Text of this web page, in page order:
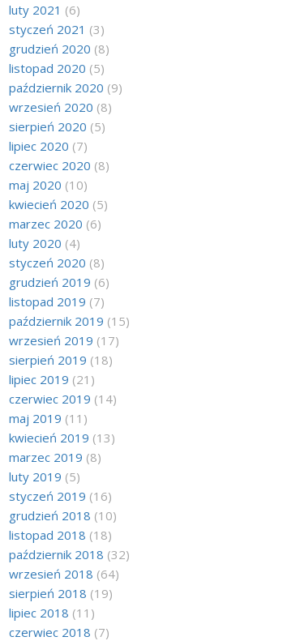
luty 2021 (6)
styczeń 2021 (3)
grudzień 2020 (8)
listopad 2020 (5)
październik 2020 (9)
wrzesień 2020 (8)
sierpień 2020 (5)
lipiec 2020 (7)
czerwiec 2020 (8)
maj 2020 (10)
kwiecień 2020 (5)
marzec 2020 (6)
luty 2020 (4)
styczeń 2020 (8)
grudzień 2019 (6)
listopad 2019 (7)
październik 2019 (15)
wrzesień 2019 (17)
sierpień 2019 (18)
lipiec 2019 (21)
czerwiec 2019 (14)
maj 2019 (11)
kwiecień 2019 (13)
marzec 2019 (8)
luty 2019 (5)
styczeń 2019 (16)
grudzień 2018 (10)
listopad 2018 (18)
październik 2018 (32)
wrzesień 2018 (64)
sierpień 2018 (19)
lipiec 2018 (11)
czerwiec 2018 (7)